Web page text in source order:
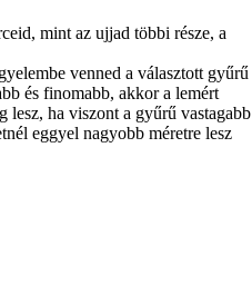
mint az ujjad többi része, a
venned a választott gyűrű
és finomabb, akkor a lemért
lesz, ha viszont a gyűrű vastagabb
eggyel nagyobb méretre lesz